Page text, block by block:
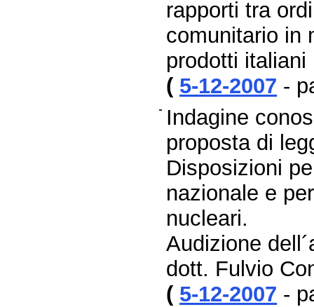
rapporti tra
comunitario in
prodotti italiani
( 5-12-2007 -
Indagine
proposta di
Disposizioni
nazionale e
nucleari.
Audizione
dott. Fulvio
( 5-12-2007 -